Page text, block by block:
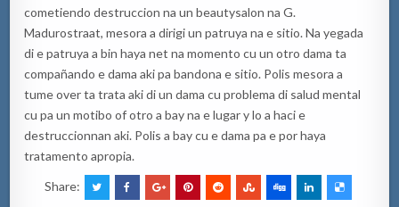
cometiendo destruccion na un beautysalon na G.
Madurostraat, mesora a dirigi un patruya na e sitio. Na yegada
di e patruya a bin haya net na momento cu un otro dama ta
compañando e dama aki pa bandona e sitio. Polis mesora a
tume over ta trata aki di un dama cu problema di salud mental
cu pa un motibo of otro a bay na e lugar y lo a haci e
destruccionnan aki. Polis a bay cu e dama pa e por haya
tratamento apropia.
Share: